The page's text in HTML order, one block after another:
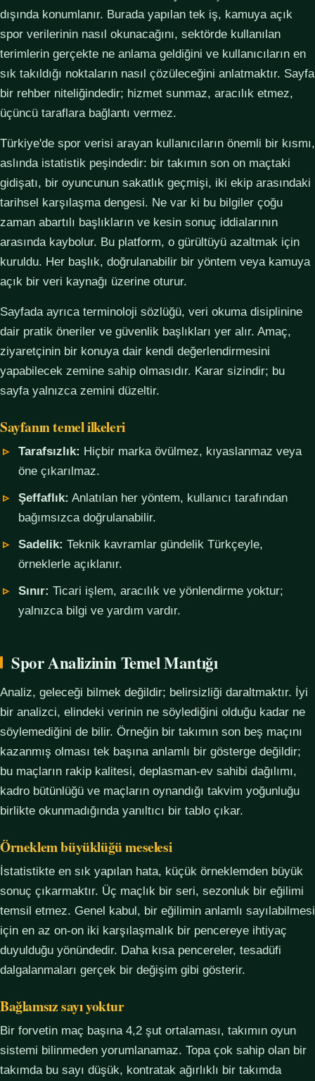
dışında konumlanır. Burada yapılan tek iş, kamuya açık
spor verilerinin nasıl okunacağını, sektörde kullanılan
terimlerin gerçekte ne anlama geldiğini ve kullanıcıların en
sık takıldığı noktaların nasıl çözüleceğini anlatmaktır. Sayfa
bir rehber niteliğindedir; hizmet sunmaz, aracılık etmez,
üçüncü taraflara bağlantı vermez.
Türkiye'de spor verisi arayan kullanıcıların önemli bir kısmı,
aslında istatistik peşindedir: bir takımın son on maçtaki
gidişatı, bir oyuncunun sakatlık geçmişi, iki ekip arasındaki
tarihsel karşılaşma dengesi. Ne var ki bu bilgiler çoğu
zaman abartılı başlıkların ve kesin sonuç iddialarının
arasında kaybolur. Bu platform, o gürültüyü azaltmak için
kuruldu. Her başlık, doğrulanabilir bir yöntem veya kamuya
açık bir veri kaynağı üzerine oturur.
Sayfada ayrıca terminoloji sözlüğü, veri okuma disiplinine
dair pratik öneriler ve güvenlik başlıkları yer alır. Amaç,
ziyaretçinin bir konuya dair kendi değerlendirmesini
yapabilecek zemine sahip olmasıdır. Karar sizindir; bu
sayfa yalnızca zemini düzeltir.
Sayfanın temel ilkeleri
Tarafsızlık: Hiçbir marka övülmez, kıyaslanmaz veya
öne çıkarılmaz.
Şeffaflık: Anlatılan her yöntem, kullanıcı tarafından
bağımsızca doğrulanabilir.
Sadelik: Teknik kavramlar gündelik Türkçeyle,
örneklerle açıklanır.
Sınır: Ticari işlem, aracılık ve yönlendirme yoktur;
yalnızca bilgi ve yardım vardır.
Spor Analizinin Temel Mantığı
Analiz, geleceği bilmek değildir; belirsizliği daraltmaktır. İyi
bir analizci, elindeki verinin ne söylediğini olduğu kadar ne
söylemediğini de bilir. Örneğin bir takımın son beş maçını
kazanmış olması tek başına anlamlı bir gösterge değildir;
bu maçların rakip kalitesi, deplasman-ev sahibi dağılımı,
kadro bütünlüğü ve maçların oynandığı takvim yoğunluğu
birlikte okunmadığında yanıltıcı bir tablo çıkar.
Örneklem büyüklüğü meselesi
İstatistikte en sık yapılan hata, küçük örneklemden büyük
sonuç çıkarmaktır. Üç maçlık bir seri, sezonluk bir eğilimi
temsil etmez. Genel kabul, bir eğilimin anlamlı sayılabilmesi
için en az on-on iki karşılaşmalık bir pencereye ihtiyaç
duyulduğu yönündedir. Daha kısa pencereler, tesadüfi
dalgalanmaları gerçek bir değişim gibi gösterir.
Bağlamsız sayı yoktur
Bir forvetin maç başına 4,2 şut ortalaması, takımın oyun
sistemi bilinmeden yorumlanamaz. Topa çok sahip olan bir
takımda bu sayı düşük, kontratak ağırlıklı bir takımda